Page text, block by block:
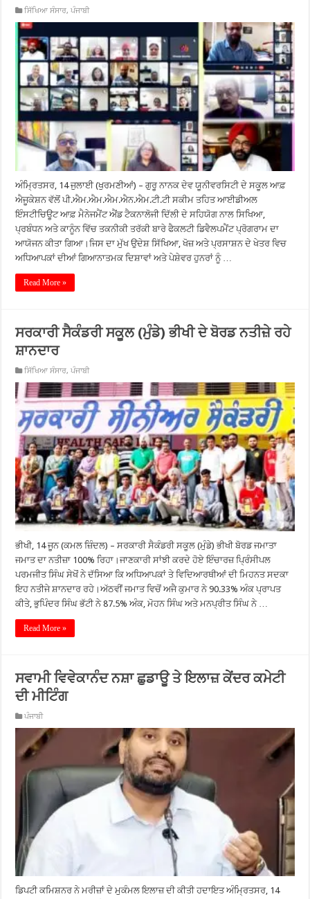
ਸਿੱਖਿਆ ਸੰਸਾਰ,ਪੰਜਾਬੀ
ਅੰਮ੍ਰਿਤਸਰ, 14 ਜੁਲਾਈ (ਖੁਰਮਣੀਆਂ) – ਗੁਰੂ ਨਾਨਕ ਦੇਵ ਯੂਨੀਵਰਸਿਟੀ ਦੇ ਸਕੂਲ ਆਫ਼
ਐਜੂਕੇਸ਼ਨ ਵੱਲੋਂ ਪੀ.ਐਮ.ਐਮ.ਐਮ.ਐਨ.ਐਮ.ਟੀ.ਟੀ ਸਕੀਮ ਤਹਿਤ ਆਈਡੀਅਲ
ਇੰਸਟੀਚਿਊਟ ਆਫ਼ ਮੈਨੇਜਮੈਂਟ ਐਂਡ ਟੈਕਨਾਲੋਜੀ ਦਿੱਲੀ ਦੇ ਸਹਿਯੋਗ ਨਾਲ ਸਿਖਿਆ,
ਪ੍ਰਬੰਧਨ ਅਤੇ ਕਾਨੂੰਨ ਵਿੱਚ ਤਕਨੀਕੀ ਤਰੱਕੀ ਬਾਰੇ ਫੈਕਲਟੀ ਡਿਵੈਲਪਮੈਂਟ ਪ੍ਰੋਗਰਾਮ ਦਾ
ਆਯੋਜਨ ਕੀਤਾ ਗਿਆ।ਜਿਸ ਦਾ ਮੁੱਖ ਉਦੇਸ਼ ਸਿੱਖਿਆ, ਖੋਜ਼ ਅਤੇ ਪ੍ਰਸਾਸ਼ਨ ਦੇ ਖੇਤਰ ਵਿਚ
ਅਧਿਆਪਕਾਂ ਦੀਆਂ ਗਿਆਨਾਤਮਕ ਦਿਸ਼ਾਵਾਂ ਅਤੇ ਪੇਸ਼ੇਵਰ ਹੁਨਰਾਂ ਨੂੰ …
Read More »
ਸਰਕਾਰੀ ਸੈਕੰਡਰੀ ਸਕੂਲ (ਮੁੰਡੇ) ਭੀਖੀ ਦੇ ਬੋਰਡ ਨਤੀਜ਼ੇ ਰਹੇ
ਸ਼ਾਨਦਾਰ
ਸਿੱਖਿਆ ਸੰਸਾਰ,ਪੰਜਾਬੀ
ਭੀਖੀ, 14 ਜੂਨ (ਕਮਲ ਜ਼ਿੰਦਲ) – ਸਰਕਾਰੀ ਸੈਕੰਡਰੀ ਸਕੂਲ (ਮੁੰਡੇ) ਭੀਖੀ ਬੋਰਡ ਜਮਾਤਾ
ਜਮਾਤ ਦਾ ਨਤੀਜ਼ਾ 100% ਰਿਹਾ।ਜਾਣਕਾਰੀ ਸਾਂਝੀ ਕਰਦੇ ਹੋਏ ਇੰਚਾਰਜ਼ ਪ੍ਰਿੰਸੀਪਲ
ਪਰਮਜੀਤ ਸਿੰਘ ਸੇਖੋਂ ਨੇ ਦੱਸਿਆ ਕਿ ਅਧਿਆਪਕਾਂ ਤੇ ਵਿਦਿਆਰਥੀਆਂ ਦੀ ਮਿਹਨਤ ਸਦਕਾ
ਇਹ ਨਤੀਜੇ ਸ਼ਾਨਦਾਰ ਰਹੇ।ਅੱਠਵੀਂ ਜਮਾਤ ਵਿਚੋਂ ਅਜੈ ਕੁਮਾਰ ਨੇ 90.33% ਅੰਕ ਪ੍ਰਾਪਤ
ਕੀਤੇ, ਭੁਪਿੰਦਰ ਸਿੰਘ ਭੱਟੀ ਨੇ 87.5% ਅੰਕ, ਮੋਹਨ ਸਿੰਘ ਅਤੇ ਮਨਪ੍ਰੀਤ ਸਿੰਘ ਨੇ …
Read More »
ਸਵਾਮੀ ਵਿਵੇਕਾਨੰਦ ਨਸ਼ਾ ਛੁਡਾਊ ਤੇ ਇਲਾਜ਼ ਕੇਂਦਰ ਕਮੇਟੀ
ਦੀ ਮੀਟਿੰਗ
ਪੰਜਾਬੀ
ਡਿਪਟੀ ਕਮਿਸ਼ਨਰ ਨੇ ਮਰੀਜ਼ਾਂ ਦੇ ਮੁਕੰਮਲ ਇਲਾਜ਼ ਦੀ ਕੀਤੀ ਹਦਾਇਤ ਅੰਮ੍ਰਿਤਸਰ, 14